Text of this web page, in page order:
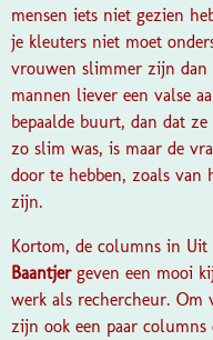
mensen iets niet gezien
je kleuters niet moet
vrouwen slimmer zijn dan
mannen liever een valse
bepaalde buurt, dan dat
zo slim was, is maar de
door te hebben, zoals van
zijn.
Kortom, de columns in Uit
Baantjer geven een mooi
werk als rechercheur. Om
zijn ook een paar